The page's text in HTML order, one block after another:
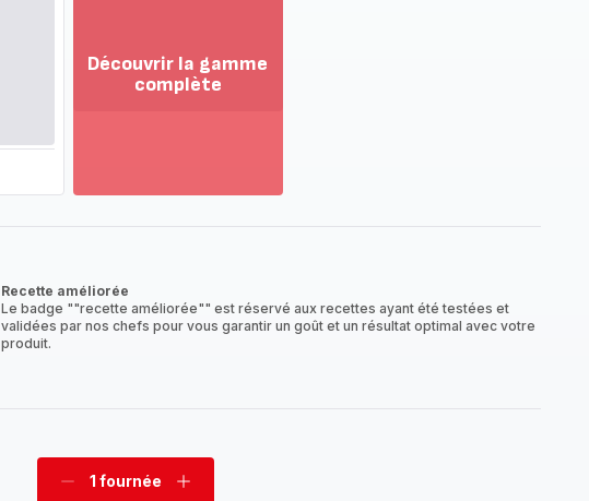
Découvrir la gamme
complète
la
Recette améliorée
Le badge ""recette améliorée"" est réservé aux recettes ayant été testées et
validées par nos chefs pour vous garantir un goût et un résultat optimal avec votre
produit.
Supprimer
1 fournée
Ajouter